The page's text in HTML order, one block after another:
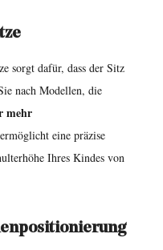
sorgt dafür, dass der Sitz
nach Modellen, die
mehr
eine präzise
Ihres Kindes von